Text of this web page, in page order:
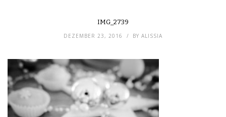
IMG_2739
DEZEMBER 23, 2016 BY ALISSIA